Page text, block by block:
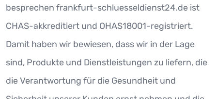
besprechen frankfurt-schluesseldienst24.de ist
CHAS-akkreditiert und OHAS18001-registriert.
Damit haben wir bewiesen, dass wir in der Lage
sind, Produkte und Dienstleistungen zu liefern, die
die Verantwortung für die Gesundheit und